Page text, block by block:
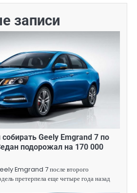
записи
Geely Emgrand 7 по
подорожал на 170 000
Emgrand 7 после второго
претерпела еще четыре года назад